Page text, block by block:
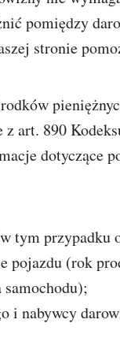
pomiędzy
stronie
art. 890
dotyczące
tym przypadku
pojazdu (rok
i nabywcy